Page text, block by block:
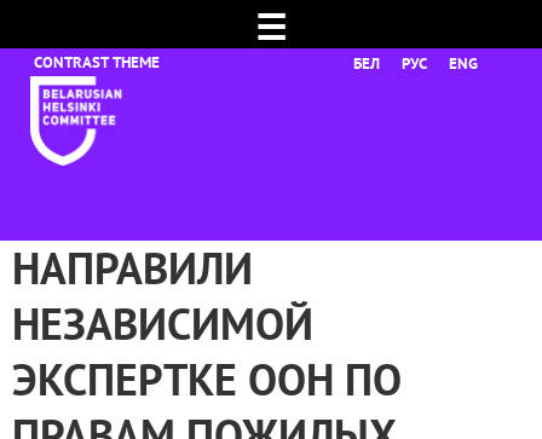
☰
БЕЛ РУС ENG
НАПРАВИЛИ
НЕЗАВИСИМОЙ
ЭКСПЕРТКЕ ООН ПО